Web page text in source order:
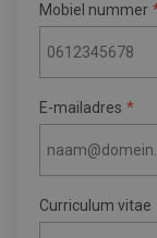
Mobiel nummer
E-mailadres
Curriculum vitae